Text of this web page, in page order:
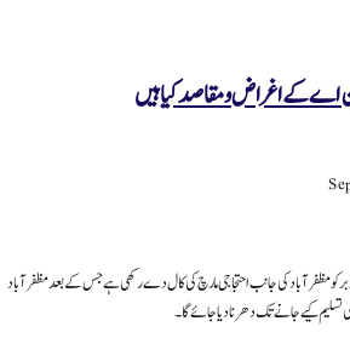
اے کے اغراض و مقاصد کیا ہیں
پیپلز نینشل الائس نے 21 اکتوبر کو مظفرآباد کی جانب احتجاجی مارچ کی کال دے رکھی ہے جس کے بعد مظفرآباد
تسلیم کیے جانے تک دھرنا دیا جائے گا۔